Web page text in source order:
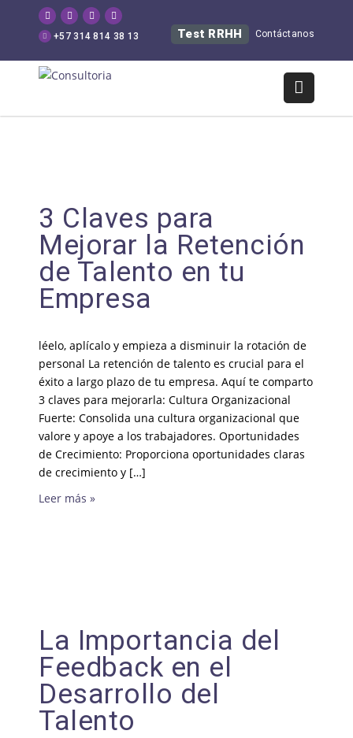
+57 314 814 38 13 Test RRHH Contáctanos
3 Claves para
Mejorar la Retención
de Talento en tu
Empresa
léelo, aplícalo y empieza a disminuir la rotación de
personal La retención de talento es crucial para el
éxito a largo plazo de tu empresa. Aquí te comparto
3 claves para mejorarla: Cultura Organizacional
Fuerte: Consolida una cultura organizacional que
valore y apoye a los trabajadores. Oportunidades
de Crecimiento: Proporciona oportunidades claras
de crecimiento y […]
Leer más »
La Importancia del
Feedback en el
Desarrollo del
Talento